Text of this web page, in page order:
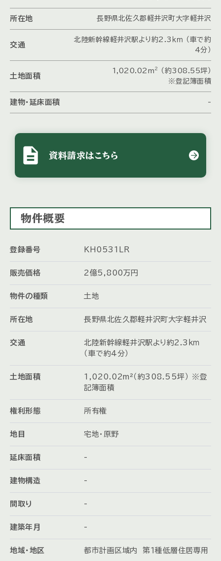
所在地 長野県北佐久郡軽井沢町大字軽井沢
交通
北陸新幹線軽井沢駅より約2.3ｋｍ （車で約
4分）
土地面積
1,020.02m 2
（約308.55坪）
※登記簿面積
建物・延床面積 -
description 資料請求はこちら
物件概要
登録番号 KH0531LR
販売価格 2 億5,800 万 円
物件の種類 土地
所在地 長野県北佐久郡軽井沢町大字軽井沢
交通
北陸新幹線軽井沢駅より約2.3ｋｍ
（車で約4分）
土地面積
1,020.02m²（約308.55坪） ※登
記簿面積
権利形態 所有権
地目 宅地・原野
延床面積 -
建物構造 -
間取り -
建築年月 -
地域・地区 都市計画区域内 第１種低層住居専用